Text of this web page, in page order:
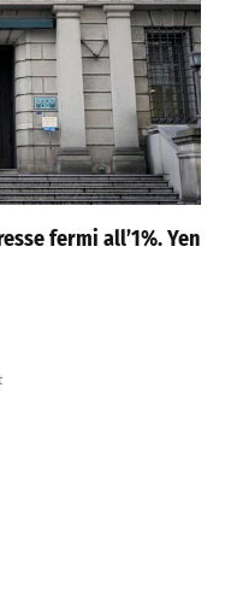
fermi all’1%. Yen